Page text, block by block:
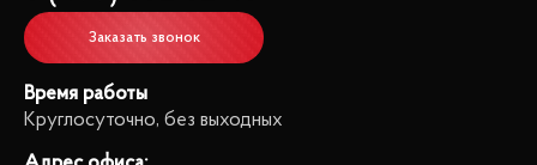
Заказать звонок
Время работы
Круглосуточно, без выходных